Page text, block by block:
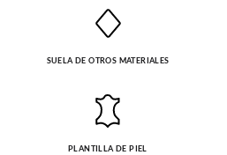
SUELA DE OTROS MATERIALES
PLANTILLA DE PIEL